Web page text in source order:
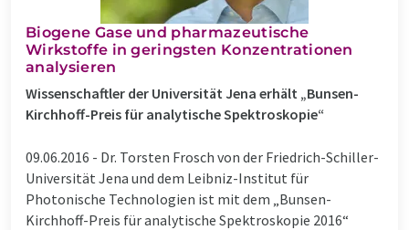
Biogene Gase und pharmazeutische
Wirkstoffe in geringsten Konzentrationen
analysieren
Wissenschaftler der Universität Jena erhält „Bunsen-
Kirchhoff-Preis für analytische Spektroskopie“
09.06.2016 - Dr. Torsten Frosch von der Friedrich-Schiller-
Universität Jena und dem Leibniz-Institut für
Photonische Technologien ist mit dem „Bunsen-
Kirchhoff-Preis für analytische Spektroskopie 2016“